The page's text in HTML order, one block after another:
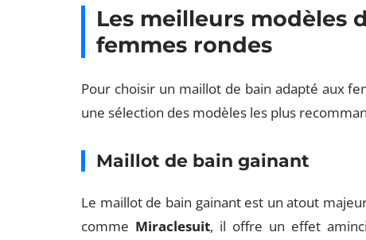
Les meilleurs modèles
femmes rondes
Pour choisir un maillot de bain adapté aux
une sélection des modèles les plus
Maillot de bain gainant
Le maillot de bain gainant est un atout
comme Miraclesuit, il offre un effet